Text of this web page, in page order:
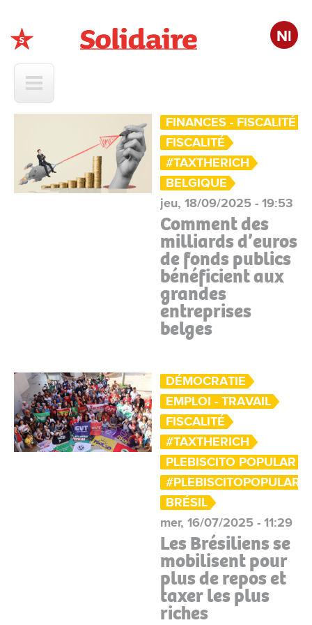
Nl
FINANCES - FISCALITÉ -
FISCALITÉ
#TAXTHERICH
BELGIQUE
jeu, 18/09/2025 - 19:53
Comment des
milliards d’euros
de fonds publics
bénéficient aux
grandes
entreprises
belges
DÉMOCRATIE
EMPLOI - TRAVAIL
FISCALITÉ
#TAXTHERICH
PLEBISCITO POPULAR
BRÉSIL
mer, 16/07/2025 - 11:29
Les Brésiliens se
mobilisent pour
plus de repos et
taxer les plus
riches